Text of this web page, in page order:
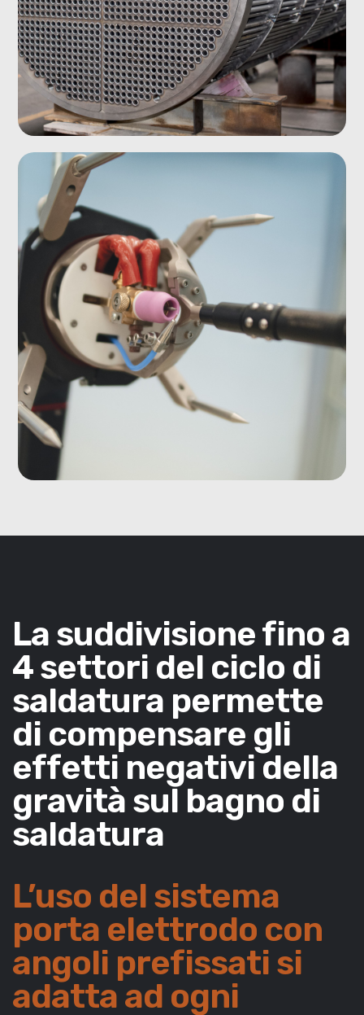
La suddivisione fino a
4 settori del ciclo di
saldatura permette
di compensare gli
effetti negativi della
gravità sul bagno di
saldatura
L’uso del sistema
porta elettrodo con
angoli prefissati si
adatta ad ogni